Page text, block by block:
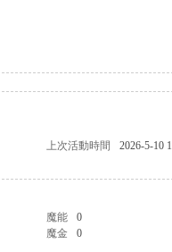
上次活動時間
2026-5-10
魔能
0
魔金 0